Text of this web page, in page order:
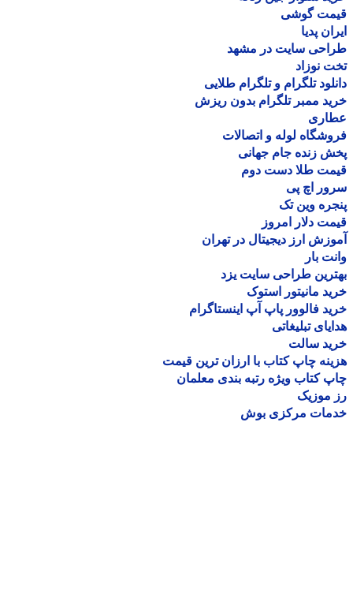
گوشی
پدیا
سایت در مشهد
نوزاد
تلگرام و تلگرام طلایی
ممبر تلگرام بدون ریزش
لوله و اتصالات
زنده جام جهانی
طلا دست دوم
اچ پی
وین تک
دلار امروز
ارز دیجیتال در تهران
بار
طراحی سایت یزد
مانیتور استوک
فالوور پاپ آپ اینستاگرام
تبلیغاتی
سالت
چاپ کتاب با ارزان ترین قیمت
کتاب ویژه رتبه بندی معلمان
موزیک
مرکزی بوش